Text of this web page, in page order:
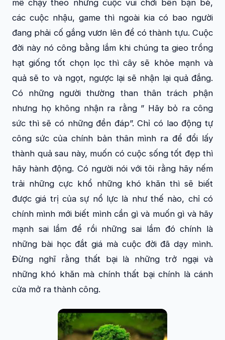
mê chạy theo những cuộc vui chơi bên bạn bè,
các cuộc nhậu, game thì ngoài kia có bao người
đang phải cố gắng vươn lên để có thành tựu. Cuộc
đời này nó công bằng lắm khi chúng ta gieo trồng
hạt giống tốt chọn lọc thì cây sẽ khỏe mạnh và
quả sẽ to và ngọt, ngược lại sẽ nhận lại quả đắng.
Có những người thường than thân trách phận
nhưng họ không nhận ra rằng ” Hãy bỏ ra công
sức thì sẽ có những đền đáp”. Chỉ có lao động tự
công sức của chính bản thân mình ra để đổi lấy
thành quả sau này, muốn có cuộc sống tốt đẹp thì
hãy hành động. Có người nói với tôi rằng hãy nếm
trải những cực khổ những khó khăn thì sẽ biết
được giá trị của sự nổ lực là như thế nào, chỉ có
chính mình mới biết mình cần gì và muốn gì và hãy
mạnh sai lầm để rồi những sai lầm đó chính là
những bài học đắt giá mà cuộc đời đã dạy mình.
Đừng nghĩ rằng thất bại là những trở ngại và
những khó khăn mà chính thất bại chính là cánh
cửa mở ra thành công.